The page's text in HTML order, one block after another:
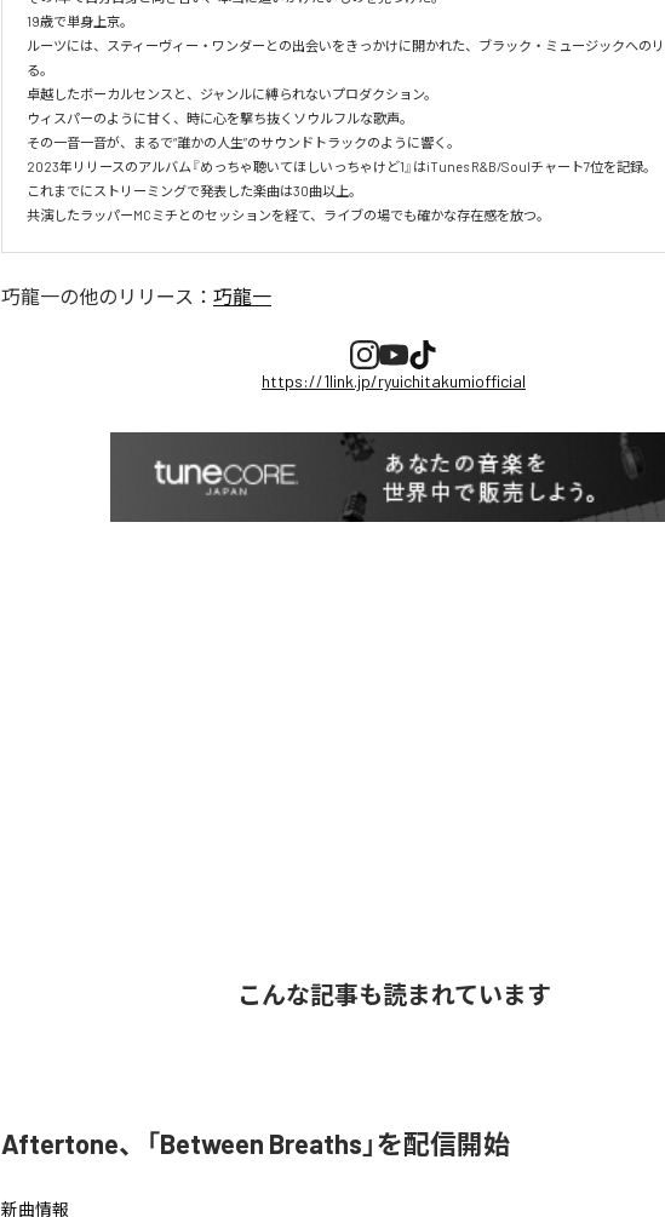
19歳で単身上京。
ルーツには、スティーヴィー・ワンダーとの出会いをきっかけに開かれた、ブラック・ミュージックへの
る。
卓越したボーカルセンスと、ジャンルに縛られないプロダクション。
ウィスパーのように甘く、時に心を撃ち抜くソウルフルな歌声。
その一音一音が、まるで“誰かの人生”のサウンドトラックのように響く。
2023年リリースのアルバム『めっちゃ聴いてほしいっちゃけど1』はiTunes R&B/Soulチャート7位を記録。
これまでにストリーミングで発表した楽曲は30曲以上。
共演したラッパーMCミチとのセッションを経て、ライブの場でも確かな存在感を放つ。
巧龍一の他のリリース： 巧龍一
https://1link.jp/ryuichitakumiofficial
こんな記事も読まれています
Aftertone、「Between Breaths」を配信開始
新曲情報